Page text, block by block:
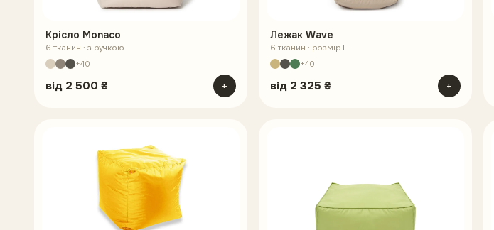
Крісло Monaco
6 тканин · з ручкою
+40
від 2 500 ₴ +
Лежак Wave
6 тканин · розмір L
+40
від 2 325 ₴ +